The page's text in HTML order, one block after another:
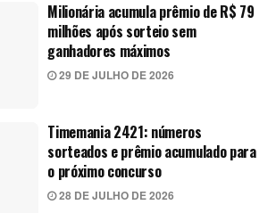
Milionária acumula prêmio de R$ 79
milhões após sorteio sem
ganhadores máximos
29 DE JULHO DE 2026
Timemania 2421: números
sorteados e prêmio acumulado para
o próximo concurso
28 DE JULHO DE 2026